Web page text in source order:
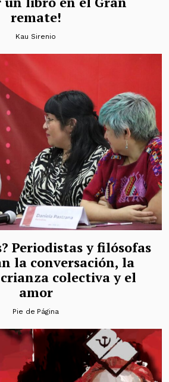
remate!
Kau Sirenio
Periodistas y filósofas
la conversación, la
colectiva y el
amor
Pie de Página